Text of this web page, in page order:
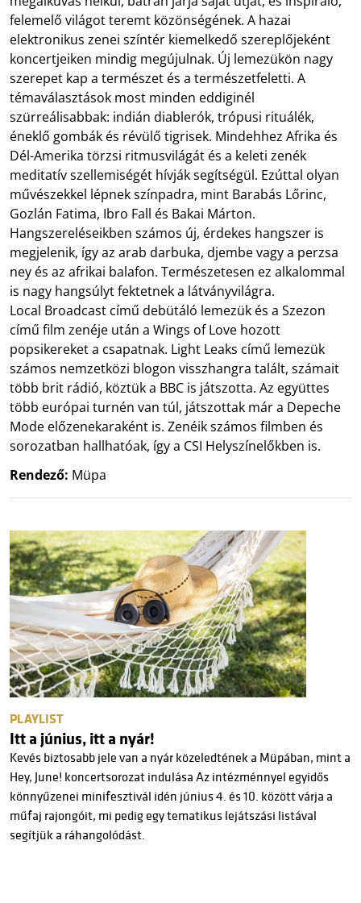
felemelő világot teremt közönségének. A hazai
elektronikus zenei színtér kiemelkedő szereplőjeként
koncertjeiken mindig megújulnak. Új lemezükön nagy
szerepet kap a természet és a természetfeletti. A
témaválasztások most minden eddiginél
szürreálisabbak: indián diablerók, trópusi rituálék,
éneklő gombák és révülő tigrisek. Mindehhez Afrika és
Dél-Amerika törzsi ritmusvilágát és a keleti zenék
meditatív szellemiségét hívják segítségül. Ezúttal olyan
művészekkel lépnek színpadra, mint Barabás Lőrinc,
Gozlán Fatima, Ibro Fall és Bakai Márton.
Hangszereléseikben számos új, érdekes hangszer is
megjelenik, így az arab darbuka, djembe vagy a perzsa
ney és az afrikai balafon. Természetesen ez alkalommal
is nagy hangsúlyt fektetnek a látványvilágra.
Local Broadcast című debütáló lemezük és a Szezon
című film zenéje után a Wings of Love hozott
popsikereket a csapatnak. Light Leaks című lemezük
számos nemzetközi blogon visszhangra talált, számait
több brit rádió, köztük a BBC is játszotta. Az együttes
több európai turnén van túl, játszottak már a Depeche
Mode előzenekaraként is. Zenéik számos filmben és
sorozatban hallhatóak, így a CSI Helyszínelőkben is.
Rendező: Müpa
PLAYLIST
Itt a június, itt a nyár!
Kevés biztosabb jele van a nyár közeledtének a Müpában, mint a
Hey, June! koncertsorozat indulása Az intézménnyel egyidős
könnyűzenei minifesztivál idén június 4. és 10. között várja a
műfaj rajongóit, mi pedig egy tematikus lejátszási listával
segítjük a ráhangolódást.